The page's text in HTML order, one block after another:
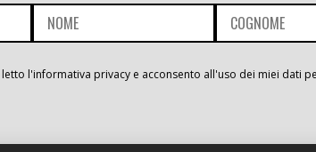
l'informativa privacy e acconsento all'uso dei miei dati